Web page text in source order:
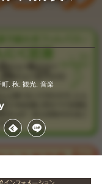
町 秋 観光 音楽